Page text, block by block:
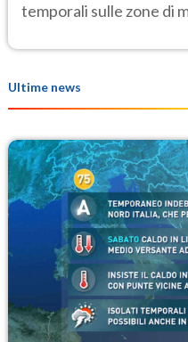
temporali sulle zone di
Ultime news